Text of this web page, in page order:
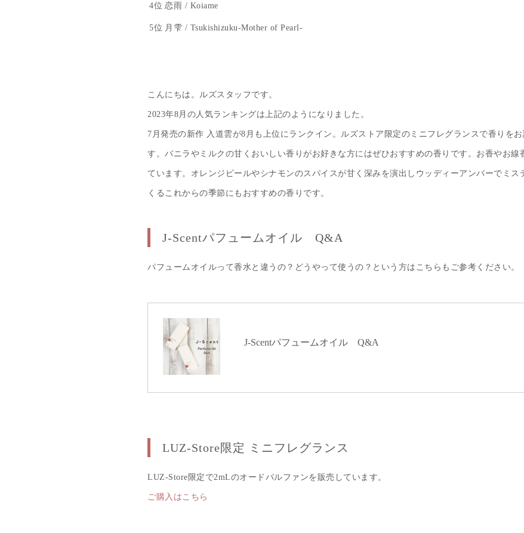
4位 恋雨 / Koiame
5位 月雫 / Tsukishizuku-Mother of Pearl-
こんにちは。ルズスタッフです。
2023年8月の人気ランキングは上記のようになりました。
7月発売の新作 入道雲が8月も上位にランクイン。ルズストア限定のミニフレグランスで香りを
す。バニラやミルクの甘くおいしい香りがお好きな方にはぜひおすすめの香りです。お香やお線
ています。オレンジピールやシナモンのスパイスが甘く深みを演出しウッディーアンバーでミス
くるこれからの季節にもおすすめの香りです。
J-Scentパフュームオイル Q&A
パフュームオイルって香水と違うの？どうやって使うの？という方はこちらもご参考ください。
J-Scentパフュームオイル Q&A
LUZ-Store限定 ミニフレグランス
LUZ-Store限定で2mLのオードパルファンを販売しています。
ご購入はこちら